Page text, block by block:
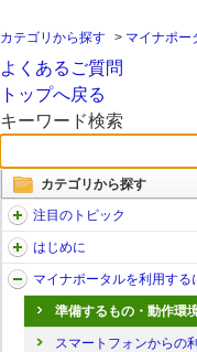
カテゴリから探す > マイナポー
よくあるご質問
トップへ戻る
キーワード検索
カテゴリから探す
注目のトピック
はじめに
マイナポータルを利用する
準備するもの・動作環
スマートフォンからの